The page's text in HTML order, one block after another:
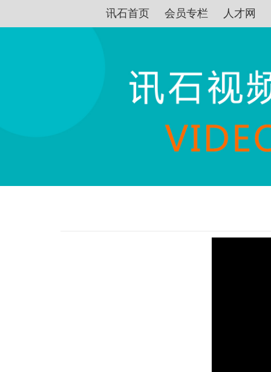
讯石首页 会员专栏 人才网